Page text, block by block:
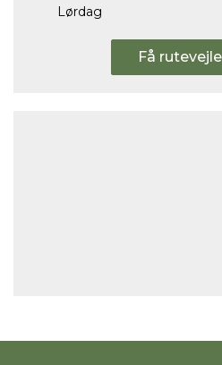
Lørdag
Få